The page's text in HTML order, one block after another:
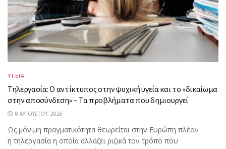
ΥΓΕΙΑ
Τηλεργασία: Ο αντίκτυπος στην ψυχική υγεία και το «δικαίωμα
στην αποσύνδεση» – Τα προβλήματα που δημιουργεί
8 ΑΥΓΟΎΣΤΟΥ, 2026
Ως μόνιμη πραγματικότητα θεωρείται στην Ευρώπη πλέον
η τηλεργασία η οποία αλλάζει ριζικά τον τρόπο που